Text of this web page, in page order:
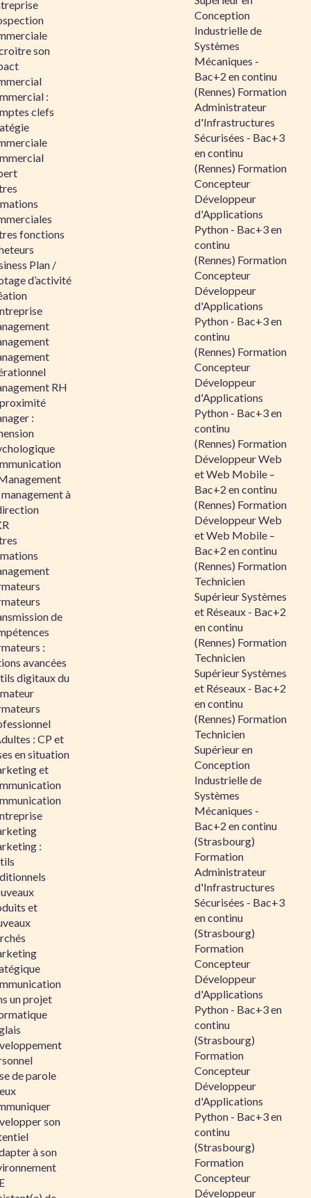
son
:
clefs
fonctions
Plan /
d’activité
RH
:
à
de
:
avancées
digitaux du
: CP et
en situation
et
:
et
un projet
de parole
son
à son
Conception
Industrielle de
Systèmes
Mécaniques -
Bac+2 en continu
(Rennes) Formation
Administrateur
d'Infrastructures
Sécurisées - Bac+3
en continu
(Rennes) Formation
Concepteur
Développeur
d'Applications
Python - Bac+3 en
continu
(Rennes) Formation
Concepteur
Développeur
d'Applications
Python - Bac+3 en
continu
(Rennes) Formation
Concepteur
Développeur
d'Applications
Python - Bac+3 en
continu
(Rennes) Formation
Développeur Web
et Web Mobile –
Bac+2 en continu
(Rennes) Formation
Développeur Web
et Web Mobile –
Bac+2 en continu
(Rennes) Formation
Technicien
Supérieur Systèmes
et Réseaux - Bac+2
en continu
(Rennes) Formation
Technicien
Supérieur Systèmes
et Réseaux - Bac+2
en continu
(Rennes) Formation
Technicien
Supérieur en
Conception
Industrielle de
Systèmes
Mécaniques -
Bac+2 en continu
(Strasbourg)
Formation
Administrateur
d'Infrastructures
Sécurisées - Bac+3
en continu
(Strasbourg)
Formation
Concepteur
Développeur
d'Applications
Python - Bac+3 en
continu
(Strasbourg)
Formation
Concepteur
Développeur
d'Applications
Python - Bac+3 en
continu
(Strasbourg)
Formation
Concepteur
Développeur